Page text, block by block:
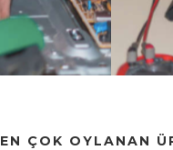
EN ÇOK OYLANAN